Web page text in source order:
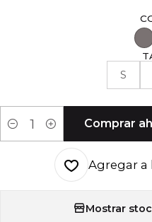
S
Cantidad
Comprar
Agregar a
Mostrar